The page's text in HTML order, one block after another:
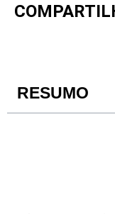
RESUMO